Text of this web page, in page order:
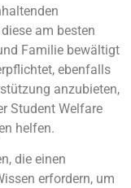
am besten
Familie bewältigt
ebenfalls
anzubieten,
Student Welfare
helfen.
die einen
erfordern, um